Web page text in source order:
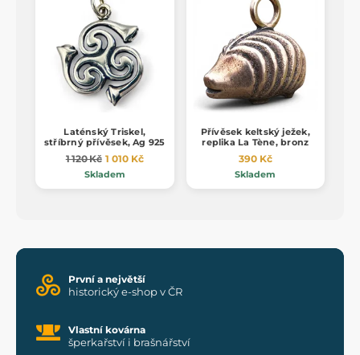
Laténský Triskel,
stříbrný přívěsek, Ag 925
1 120 Kč 1 010 Kč
Skladem
Přívěsek keltský ježek,
replika La Tène, bronz
390 Kč
Skladem
První a největší
historický e-shop v ČR
Vlastní kovárna
šperkařství i brašnářství